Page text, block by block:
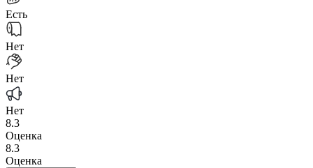
Есть
Нет
Нет
Нет
8.3
Оценка
8.3
Оценка